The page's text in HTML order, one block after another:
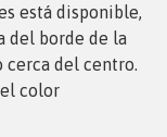
está disponible,
del borde de la
cerca del centro.
color